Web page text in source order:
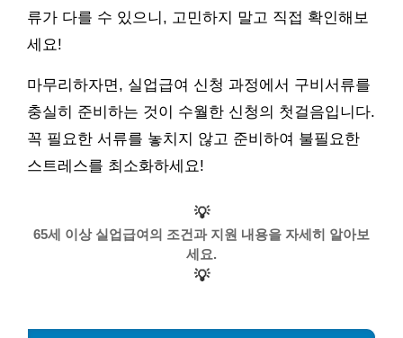
류가 다를 수 있으니, 고민하지 말고 직접 확인해보
세요!
마무리하자면, 실업급여 신청 과정에서 구비서류를
충실히 준비하는 것이 수월한 신청의 첫걸음입니다.
꼭 필요한 서류를 놓치지 않고 준비하여 불필요한
스트레스를 최소화하세요!
💡
65세 이상 실업급여의 조건과 지원 내용을 자세히 알아보
세요.
💡